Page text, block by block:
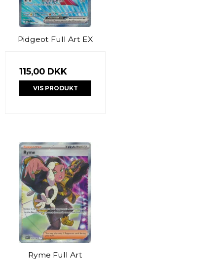
Pidgeot Full Art EX
115,00 DKK
VIS PRODUKT
Ryme Full Art